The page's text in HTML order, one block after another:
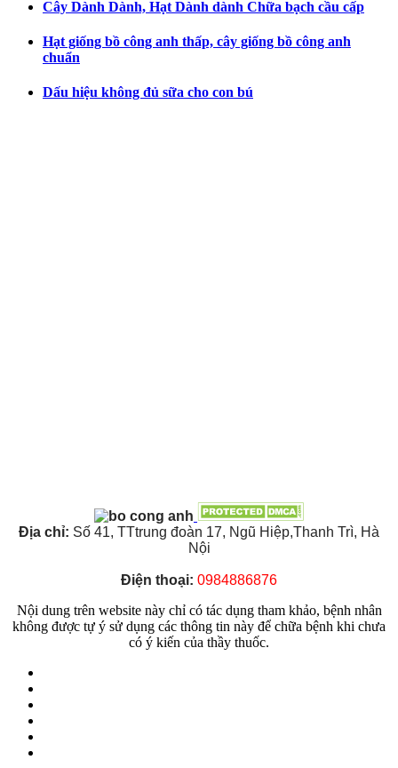
Cây Dành Dành, Hạt Dành dành Chữa bạch cầu cấp
Hạt giống bồ công anh thấp, cây giống bồ công anh
chuẩn
Dấu hiệu không đủ sữa cho con bú
Địa chỉ: Số 41, TTtrung đoàn 17, Ngũ Hiệp,Thanh Trì, Hà
Nội
Điện thoại: 0984886876
Nội dung trên website này chỉ có tác dụng tham khảo, bệnh nhân
không được tự ý sử dụng các thông tin này để chữa bệnh khi chưa
có ý kiến của thầy thuốc.